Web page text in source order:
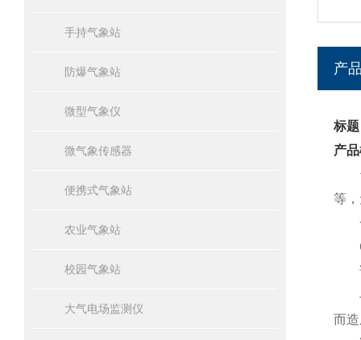
手持气象站
防爆气象站
微型气象仪
微气象传感器
便携式气象站
农业气象站
校园气象站
大气电场监测仪
产
标
产
等
该
与
而